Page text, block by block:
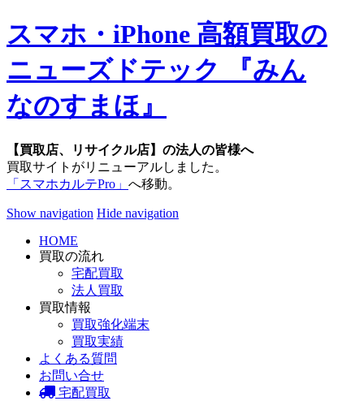
スマホ・iPhone 高額買取の
ニューズドテック 『みん
なのすまほ』
【買取店、リサイクル店】の法人の皆様へ
買取サイトがリニューアルしました。
「スマホカルテPro」 へ移動。
Show navigation Hide navigation
HOME
買取の流れ
宅配買取
法人買取
買取情報
買取強化端末
買取実績
よくある質問
お問い合せ
宅配買取